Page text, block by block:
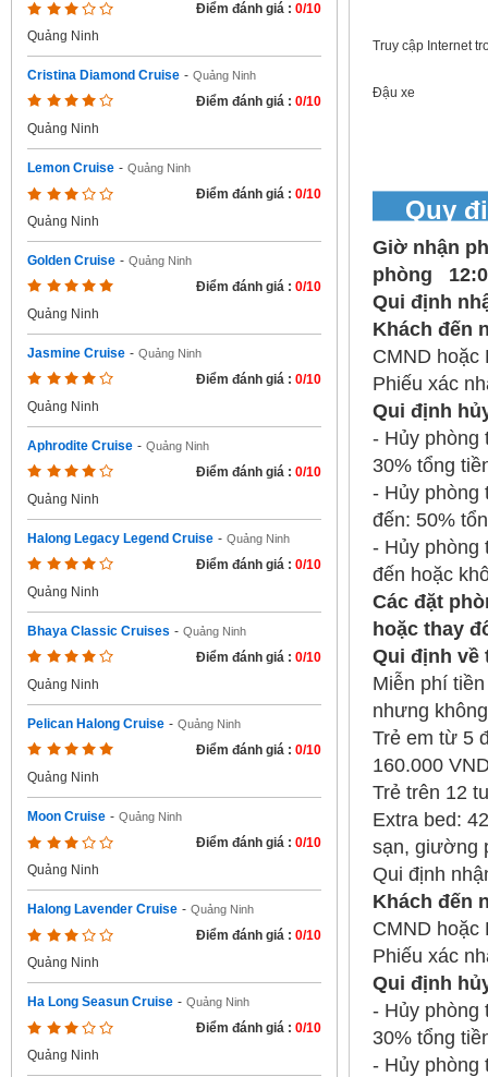
Điểm đánh giá : 0/10
Quảng Ninh
Cristina Diamond Cruise - Quảng Ninh
Điểm đánh giá : 0/10
Quảng Ninh
Lemon Cruise - Quảng Ninh
Điểm đánh giá : 0/10
Quảng Ninh
Golden Cruise - Quảng Ninh
Điểm đánh giá : 0/10
Quảng Ninh
Jasmine Cruise - Quảng Ninh
Điểm đánh giá : 0/10
Quảng Ninh
Aphrodite Cruise - Quảng Ninh
Điểm đánh giá : 0/10
Quảng Ninh
Halong Legacy Legend Cruise - Quảng Ninh
Điểm đánh giá : 0/10
Quảng Ninh
Bhaya Classic Cruises - Quảng Ninh
Điểm đánh giá : 0/10
Quảng Ninh
Pelican Halong Cruise - Quảng Ninh
Điểm đánh giá : 0/10
Quảng Ninh
Moon Cruise - Quảng Ninh
Điểm đánh giá : 0/10
Quảng Ninh
Halong Lavender Cruise - Quảng Ninh
Điểm đánh giá : 0/10
Quảng Ninh
Ha Long Seasun Cruise - Quảng Ninh
Điểm đánh giá : 0/10
Quảng Ninh
Truy cập Internet
Đậu xe
Quy
Giờ
phòng
Qui định
Khách đến
CMND hoặc
Phiếu xác
Qui định
- Hủy phòng
30% tổng
- Hủy phòng
đến: 50%
- Hủy phòng
đến hoặc
Các đặt
hoặc thay
Qui định về
Miễn phí
nhưng
Trẻ em từ 5
160.000
Trẻ trên 12
Extra bed:
sạn, giường
Qui định
Khách đến
CMND hoặc
Phiếu xác
Qui định
- Hủy phòng
30% tổng
- Hủy phòng